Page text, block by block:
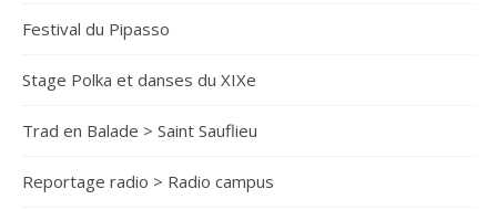
Festival du Pipasso
Stage Polka et danses du XIXe
Trad en Balade > Saint Sauflieu
Reportage radio > Radio campus